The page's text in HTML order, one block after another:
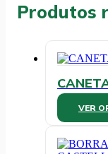
Produtos
VER